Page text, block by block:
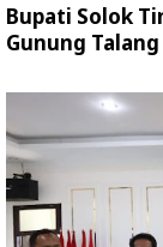
Bupati Solok
Gunung Talang